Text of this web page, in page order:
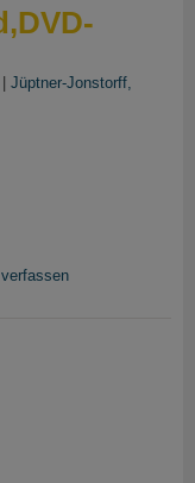
Jüptner-Jonstorff,